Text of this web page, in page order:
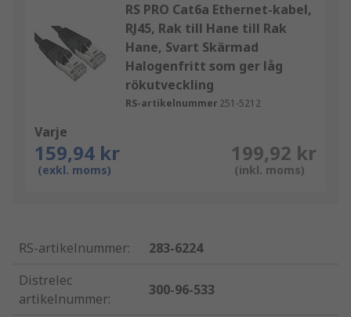
RS PRO Cat6a Ethernet-kabel,
RJ45, Rak till Hane till Rak
Hane, Svart Skärmad
Halogenfritt som ger låg
rökutveckling
RS-artikelnummer 251-5212
Varje
159,94 kr
(exkl. moms)
199,92 kr
(inkl. moms)
RS-artikelnummer:
283-6224
Distrelec
artikelnummer:
300-96-533